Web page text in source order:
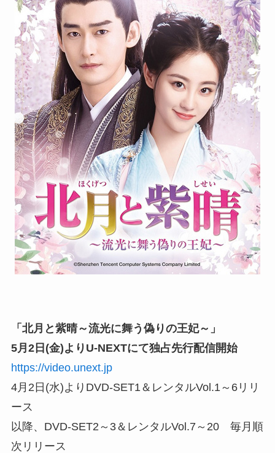
「北月と紫晴～流光に舞う偽りの王妃～」
5月2日(金)よりU-NEXTにて独占先行配信開始
https://video.unext.jp
4月2日(水)よりDVD-SET1＆レンタルVol.1～6リリ
ース
以降、DVD-SET2～3＆レンタルVol.7～20 毎月順
次リリース